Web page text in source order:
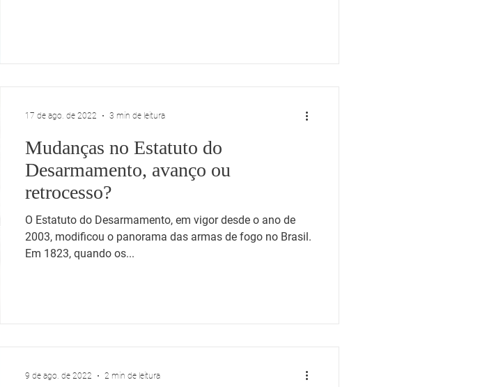
Mudanças no Estatuto do
Desarmamento, avanço ou
retrocesso?
O Estatuto do Desarmamento, em vigor desde o ano de
2003, modificou o panorama das armas de fogo no Brasil.
Em 1823, quando os...
17 de ago. de 2022 3 min de leitura
9 de ago. de 2022 2 min de leitura